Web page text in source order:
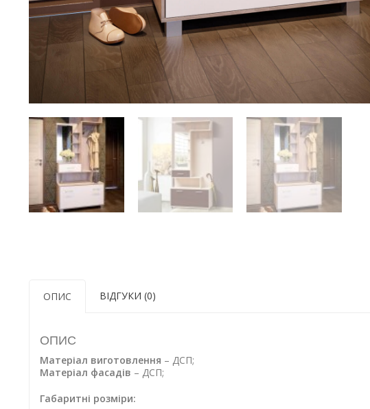
ОПИС ВІДГУКИ (0)
ОПИС
Матеріал виготовлення – ДСП;
Матеріал фасадів – ДСП;
Габаритні розміри: